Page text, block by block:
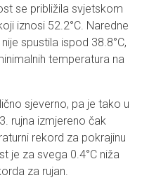
se približila svjetskom
iznosi 52.2°C. Naredne
spustila ispod 38.8°C,
temperatura na
sjeverno, pa je tako u
rujna izmjereno čak
rekord za pokrajinu
je za svega 0.4°C niža
za rujan.